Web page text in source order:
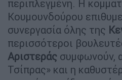
περιπλεγμένη. Η
Κουμουνδούρου
συνεργασία όλης της
περισσότεροι
Αριστεράς συμφωνούν,
Τσίπρας» και η